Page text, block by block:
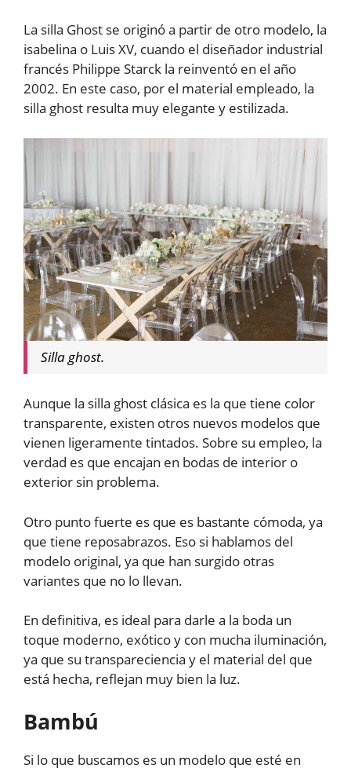
La silla Ghost se originó a partir de otro modelo, la
isabelina o Luis XV, cuando el diseñador industrial
francés Philippe Starck la reinventó en el año
2002. En este caso, por el material empleado, la
silla ghost resulta muy elegante y estilizada.
Silla ghost.
Aunque la silla ghost clásica es la que tiene color
transparente, existen otros nuevos modelos que
vienen ligeramente tintados. Sobre su empleo, la
verdad es que encajan en bodas de interior o
exterior sin problema.
Otro punto fuerte es que es bastante cómoda, ya
que tiene reposabrazos. Eso si hablamos del
modelo original, ya que han surgido otras
variantes que no lo llevan.
En definitiva, es ideal para darle a la boda un
toque moderno, exótico y con mucha iluminación,
ya que su transpareciencia y el material del que
está hecha, reflejan muy bien la luz.
Bambú
Si lo que buscamos es un modelo que esté en